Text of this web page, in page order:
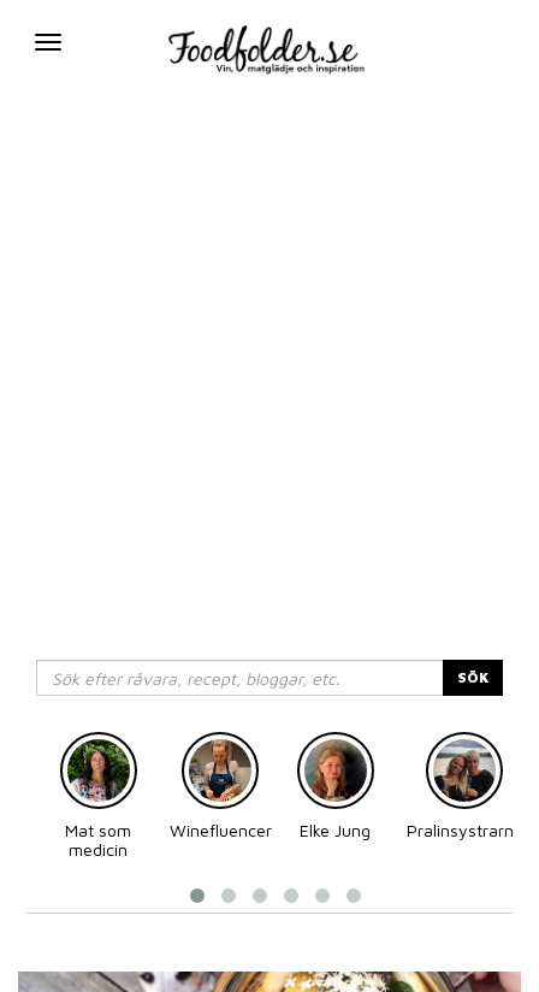
Växla
SÖK
Mat som
medicin
Winefluencer Elke Jung
Pralinsystrarna